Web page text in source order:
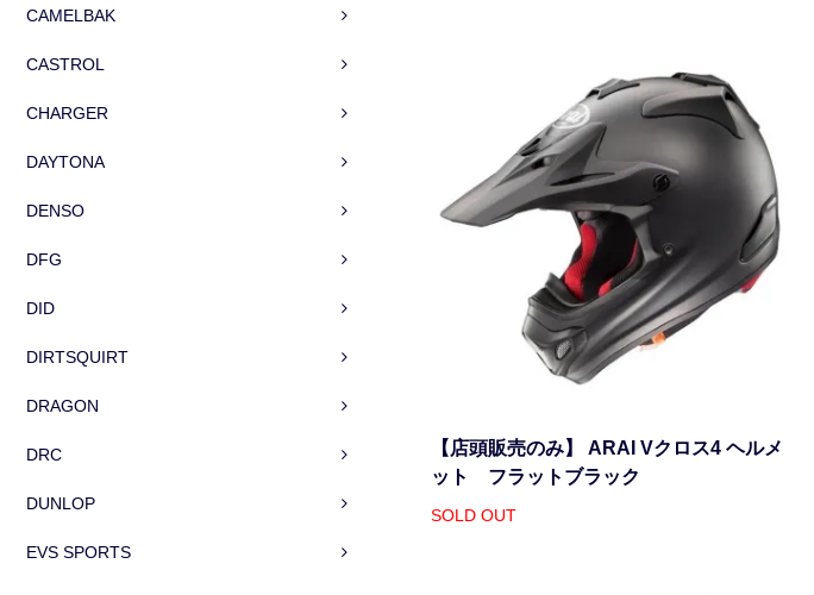
CAMELBAK
CASTROL
CHARGER
DAYTONA
DENSO
DFG
DID
DIRTSQUIRT
DRAGON
DRC
DUNLOP
EVS SPORTS
【店頭販売のみ】 ARAI Vクロス4 ヘルメ
ット フラットブラック
SOLD OUT